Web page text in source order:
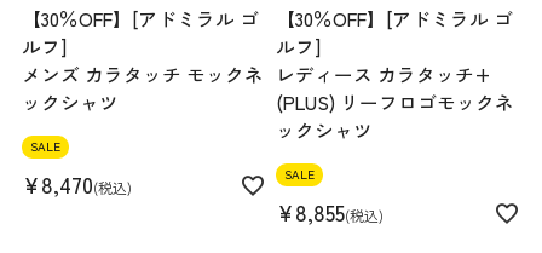
【30％OFF】[アドミラル ゴ
ルフ]
メンズ カラタッチ モックネ
ックシャツ
SALE
¥8,470 税込
【30％OFF】[アドミラル ゴ
ルフ]
レディース カラタッチ+
(PLUS) リーフロゴモックネ
ックシャツ
SALE
¥8,855 税込